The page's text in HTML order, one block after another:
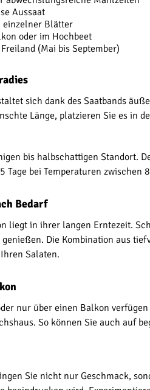
Aussaat
einzelner Blätter
oder im Hochbeet
(Mai bis September)
sich dank des Saatbands
Länge, platzieren Sie es in
bis halbschattigen Standort.
Tage bei Temperaturen zwischen
Bedarf
liegt in ihrer langen Erntezeit.
Die Kombination aus
Salaten.
nur über einen Balkon
So können Sie auch auf
Sie nicht nur Geschmack,